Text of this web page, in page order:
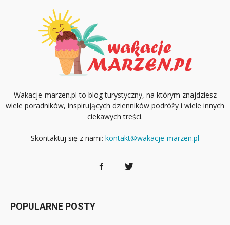
Wakacje-marzen.pl to blog turystyczny, na którym znajdziesz
wiele poradników, inspirujących dzienników podróży i wiele innych
ciekawych treści.
Skontaktuj się z nami: kontakt@wakacje-marzen.pl
POPULARNE POSTY